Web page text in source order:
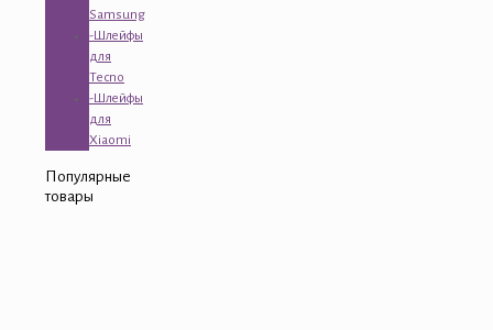
Samsung
-Шлейфы
для
Tecno
-Шлейфы
для
Xiaomi
Популярные
товары